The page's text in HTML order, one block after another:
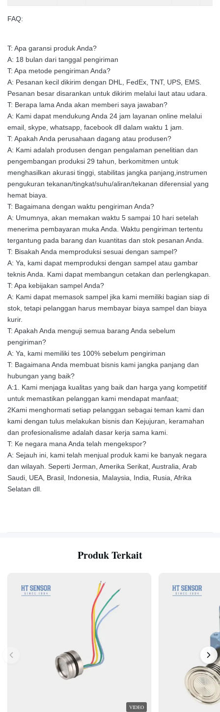
FAQ:
T: Apa garansi produk Anda?
A: 18 bulan dari tanggal pengiriman
T: Apa metode pengiriman Anda?
A: Pesanan kecil dikirim dengan DHL, FedEx, TNT, UPS, EMS.
Pesanan besar disarankan untuk dikirim melalui laut atau udara.
T: Berapa lama Anda akan memberi saya jawaban?
A: Kami dapat mendukung Anda 24 jam layanan online melalui
email, skype, whatsapp, facebook dll dalam waktu 1 jam.
T: Apakah Anda perusahaan dagang atau produsen?
A: Kami adalah produsen dengan pengalaman penelitian dan
pengembangan produksi 29 tahun, berkomitmen untuk
menghasilkan akurasi tinggi, stabilitas jangka panjang,instrumen
pengukuran tekanan/tingkat/suhu/aliran/tekanan diferensial yang
hemat biaya.
T: Bagaimana dengan waktu pengiriman Anda?
A: Umumnya, akan memakan waktu 5 sampai 10 hari setelah
menerima pembayaran muka Anda. Waktu pengiriman tertentu
tergantung pada barang dan kuantitas dan stok pesanan Anda.
T: Bisakah Anda memproduksi sesuai dengan sampel?
A: Ya, kami dapat memproduksi dengan sampel atau gambar
teknis Anda. Kami dapat membangun cetakan dan perlengkapan.
T: Apa kebijakan sampel Anda?
A: Kami dapat memasok sampel jika kami memiliki bagian siap di
stok, tetapi pelanggan harus membayar biaya sampel dan biaya
kurir.
T: Apakah Anda menguji semua barang Anda sebelum
pengiriman?
A: Ya, kami memiliki tes 100% sebelum pengiriman
T: Bagaimana Anda membuat bisnis kami jangka panjang dan
hubungan yang baik?
A:1. Kami menjaga kualitas yang baik dan harga yang kompetitif
untuk memastikan pelanggan kami mendapat manfaat;
2Kami menghormati setiap pelanggan sebagai teman kami dan
kami dengan tulus melakukan bisnis dan Kejujuran, keramahan
dan profesionalisme adalah dasar kerja sama kami.
T: Ke negara mana Anda telah mengekspor?
A: Sejauh ini, kami telah menjual produk kami ke banyak negara
dan wilayah. Seperti Jerman, Amerika Serikat, Australia, Arab
Saudi, UEA, Brasil, Indonesia, Malaysia, India, Rusia, Afrika
Selatan dll.
Produk Terkait
VIDEO